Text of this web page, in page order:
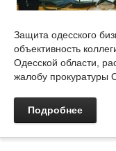
Защита одесского
объективность
Одесской области,
жалобу прокуратуры
Подробнее